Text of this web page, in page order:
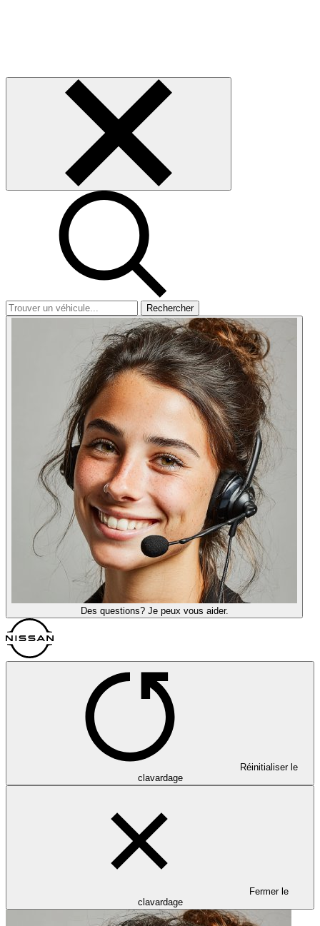
Rechercher
Des questions? Je peux vous aider.
Réinitialiser le
clavardage
Fermer le
clavardage